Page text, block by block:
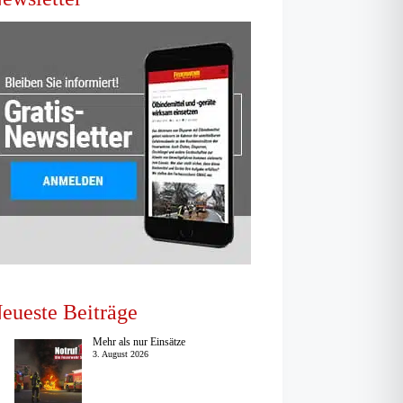
Beiträge
Mehr als nur Einsätze
3. August 2026